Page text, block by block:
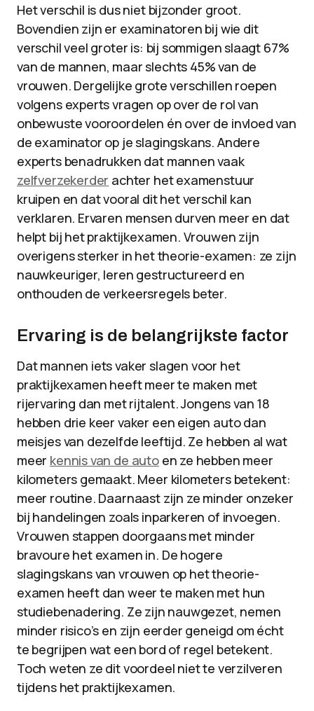
Het verschil is dus niet bijzonder groot.
Bovendien zijn er examinatoren bij wie dit
verschil veel groter is: bij sommigen slaagt 67%
van de mannen, maar slechts 45% van de
vrouwen. Dergelijke grote verschillen roepen
volgens experts vragen op over de rol van
onbewuste vooroordelen én over de invloed van
de examinator op je slagingskans. Andere
experts benadrukken dat mannen vaak
zelfverzekerder achter het examenstuur
kruipen en dat vooral dit het verschil kan
verklaren. Ervaren mensen durven meer en dat
helpt bij het praktijkexamen. Vrouwen zijn
overigens sterker in het theorie-examen: ze zijn
nauwkeuriger, leren gestructureerd en
onthouden de verkeersregels beter.
Ervaring is de belangrijkste factor
Dat mannen iets vaker slagen voor het
praktijkexamen heeft meer te maken met
rijervaring dan met rijtalent. Jongens van 18
hebben drie keer vaker een eigen auto dan
meisjes van dezelfde leeftijd. Ze hebben al wat
meer kennis van de autoen ze hebben meer
kilometers gemaakt. Meer kilometers betekent:
meer routine. Daarnaast zijn ze minder onzeker
bij handelingen zoals inparkeren of invoegen.
Vrouwen stappen doorgaans met minder
bravoure het examen in. De hogere
slagingskans van vrouwen op het theorie-
examen heeft dan weer te maken met hun
studiebenadering. Ze zijn nauwgezet, nemen
minder risico’s en zijn eerder geneigd om écht
te begrijpen wat een bord of regel betekent.
Toch weten ze dit voordeel niet te verzilveren
tijdens het praktijkexamen.